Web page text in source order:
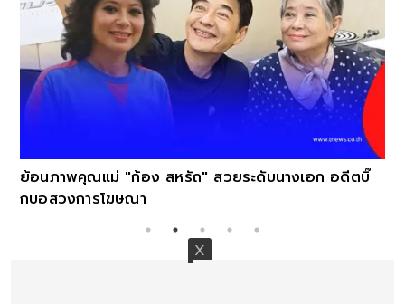
สหรัถ" สวยระดับนางเอก อดีตบิ๊